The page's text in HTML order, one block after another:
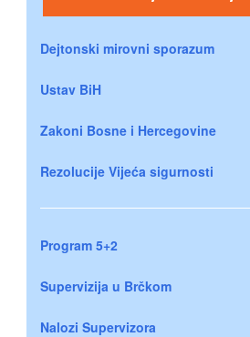
Dejtonski mirovni sporazum
Ustav BiH
Zakoni Bosne i Hercegovine
Rezolucije Vijeća sigurnosti
Program 5+2
Supervizija u Brčkom
Nalozi Supervizora